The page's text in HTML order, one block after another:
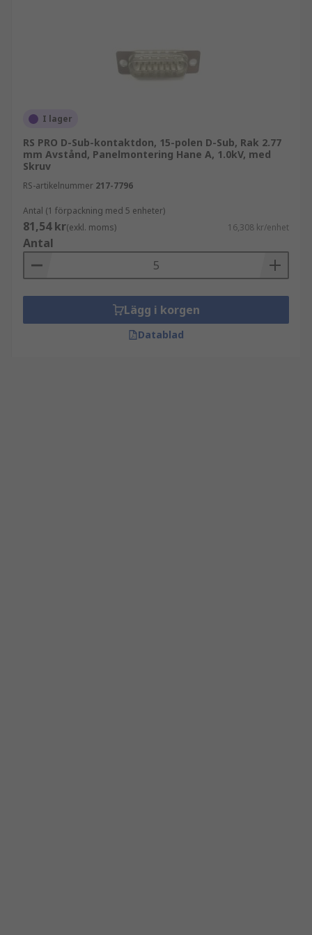
I lager
RS PRO D-Sub-kontaktdon, 15-polen D-Sub, Rak 2.77
mm Avstånd, Panelmontering Hane A, 1.0kV, med
Skruv
RS-artikelnummer 217-7796
Antal (1 förpackning med 5 enheter)
81,54 kr(exkl. moms) 16,308 kr/enhet
Antal
Lägg i korgen
Datablad